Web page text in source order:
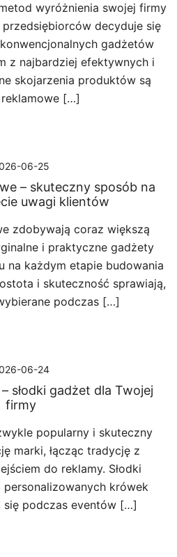
wyróżnienia swojej firmy
decyduje się
gadżetów
z najbardziej efektywnych i
skojarzenia produktów są
[…]
06-25
– skuteczny sposób na
uwagi klientów
zdobywają coraz większą
i praktyczne gadżety
na każdym etapie budowania
i skuteczność sprawiają,
podczas […]
06-24
słodki gadżet dla Twojej
firmy
popularny i skuteczny
marki, łącząc tradycję z
do reklamy. Słodki
krówek
się podczas eventów […]